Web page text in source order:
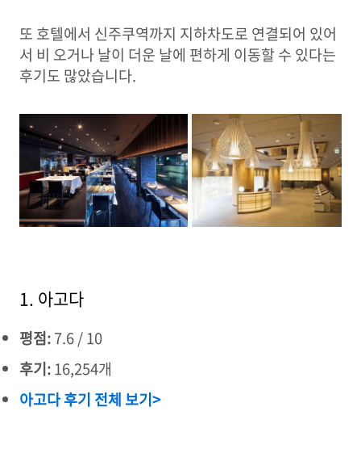
또 호텔에서 신주쿠역까지 지하차도로 연결되어 있어
서 비 오거나 날이 더운 날에 편하게 이동할 수 있다는
후기도 많았습니다.
1. 아고다
평점:7.6 / 10
후기:16,254개
아고다 후기 전체 보기>